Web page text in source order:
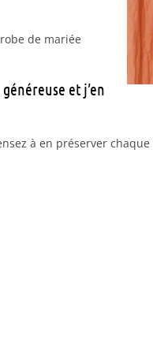
robe de mariée
et j’en
à en préserver